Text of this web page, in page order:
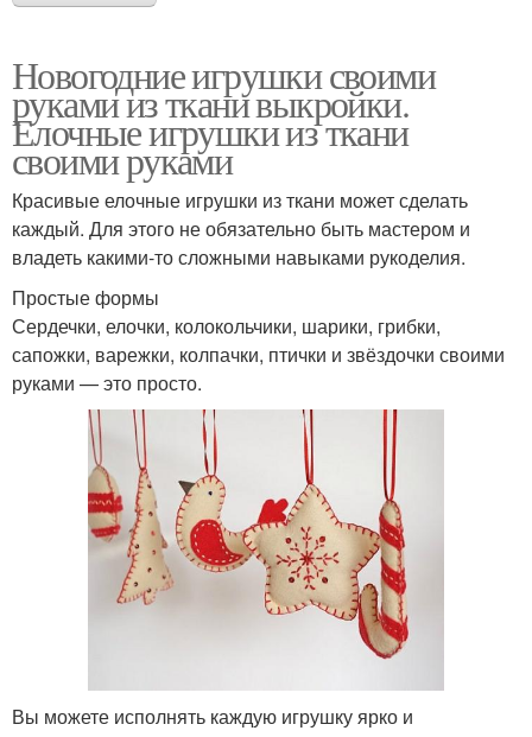
Новогодние игрушки своими
руками из ткани выкройки.
Елочные игрушки из ткани
своими руками
Красивые елочные игрушки из ткани может сделать
каждый. Для этого не обязательно быть мастером и
владеть какими-то сложными навыками рукоделия.
Простые формы
Сердечки, елочки, колокольчики, шарики, грибки,
сапожки, варежки, колпачки, птички и звёздочки своими
руками — это просто.
Вы можете исполнять каждую игрушку ярко и